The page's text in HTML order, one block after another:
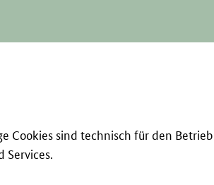
Cookies sind technisch für den
Services.